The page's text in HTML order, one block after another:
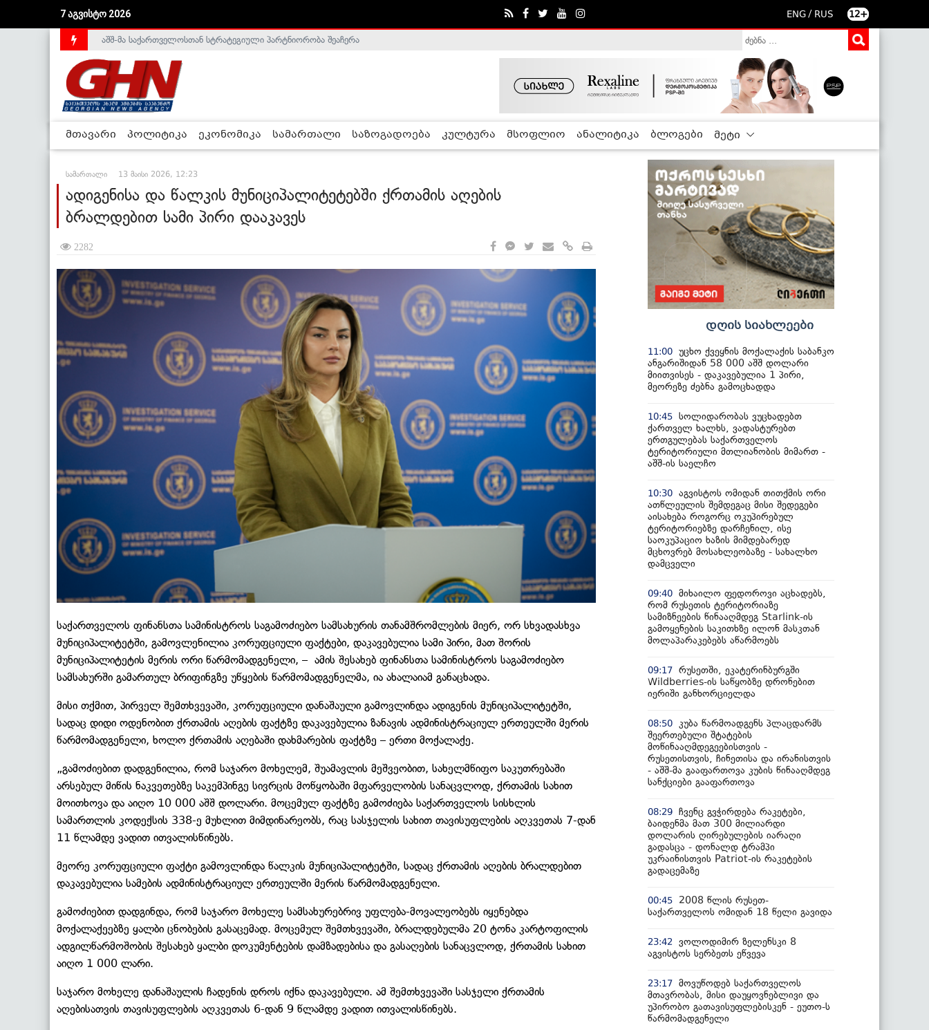
7 აგვისტო 2026 ENG / RUS 12+
საქართველოს დე-ფაქტო მთავრობა არალეგიტიმურია - ჰელსინკის კომისია
მთავარი პოლიტიკა ეკონომიკა სამართალი საზოგადოება კულტურა მსოფლიო ანალიტიკა ბლოგები მეტი
სამართალი 13 მაისი 2026, 12:23
ადიგენისა და წალკის მუნიციპალიტეტებში ქრთამის აღების
ბრალდებით სამი პირი დააკავეს
2282
საქართველოს ფინანსთა სამინისტროს საგამოძიებო სამსახურის თანამშრომლების მიერ, ორ სხვადასხვა
მუნიციპალიტეტში, გამოვლენილია კორუფციული ფაქტები, დაკავებულია სამი პირი, მათ შორის
მუნიციპალიტეტის მერის ორი წარმომადგენელი, – ამის შესახებ ფინანსთა სამინისტროს საგამოძიებო
სამსახურში გამართულ ბრიფინგზე უწყების წარმომადგენელმა, ია ახალაიამ განაცხადა.
მისი თქმით, პირველ შემთხვევაში, კორუფციული დანაშაული გამოვლინდა ადიგენის მუნიციპალიტეტში,
სადაც დიდი ოდენობით ქრთამის აღების ფაქტზე დაკავებულია ზანავის ადმინისტრაციულ ერთეულში მერის
წარმომადგენელი, ხოლო ქრთამის აღებაში დახმარების ფაქტზე – ერთი მოქალაქე.
„გამოძიებით დადგენილია, რომ საჯარო მოხელემ, შუამავლის მეშვეობით, სახელმწიფო საკუთრებაში
არსებულ მიწის ნაკვეთებზე საკემპინგე სივრცის მოწყობაში მფარველობის სანაცვლოდ, ქრთამის სახით
მოითხოვა და აიღო 10 000 აშშ დოლარი. მოცემულ ფაქტზე გამოძიება საქართველოს სისხლის
სამართლის კოდექსის 338-ე მუხლით მიმდინარეობს, რაც სასჯელის სახით თავისუფლების აღკვეთას 7-დან
11 წლამდე ვადით ითვალისწინებს.
მეორე კორუფციული ფაქტი გამოვლინდა წალკის მუნიციპალიტეტში, სადაც ქრთამის აღების ბრალდებით
დაკავებულია სამების ადმინისტრაციულ ერთეულში მერის წარმომადგენელი.
გამოძიებით დადგინდა, რომ საჯარო მოხელე სამსახურებრივ უფლება-მოვალეობებს იყენებდა
მოქალაქეებზე ყალბი ცნობების გასაცემად. მოცემულ შემთხვევაში, ბრალდებულმა 20 ტონა კარტოფილის
ადგილწარმოშობის შესახებ ყალბი დოკუმენტების დამზადებისა და გასაღების სანაცვლოდ, ქრთამის სახით
აიღო 1 000 ლარი.
საჯარო მოხელე დანაშაულის ჩადენის დროს იქნა დაკავებული. ამ შემთხვევაში სასჯელი ქრთამის
აღებისათვის თავისუფლების აღკვეთას 6-დან 9 წლამდე ვადით ითვალისწინებს.
დღის სიახლეები
11:00 უცხო ქვეყნის მოქალაქის საბანკო
ანგარიშიდან 58 000 აშშ დოლარი
მიითვისეს - დაკავებულია 1 პირი,
მეორეზე ძებნა გამოცხადდა
10:45 სოლიდარობას ვუცხადებთ
ქართველ ხალხს, ვადასტურებთ
ერთგულებას საქართველოს
ტერიტორიული მთლიანობის მიმართ -
აშშ-ის საელჩო
10:30 აგვისტოს ომიდან თითქმის ორი
ათწლეულის შემდეგაც მისი შედეგები
აისახება როგორც ოკუპირებულ
ტერიტორიებზე დარჩენილ, ისე
საოკუპაციო ხაზის მიმდებარედ
მცხოვრებ მოსახლეობაზე - სახალხო
დამცველი
09:40 მიხაილო ფედოროვი აცხადებს,
რომ რუსეთის ტერიტორიაზე
სამიზნეების წინააღმდეგ Starlink-ის
გამოყენების საკითხზე ილონ მასკთან
მოლაპარაკებებს აწარმოებს
09:17 რუსეთში, ეკატერინბურგში
Wildberries-ის საწყობზე დრონებით
იერიში განხორციელდა
08:50 კუბა წარმოადგენს პლაცდარმს
შეერთებული შტატების
მოწინააღმდეგეებისთვის -
რუსეთისთვის, ჩინეთისა და ირანისთვის
- აშშ-მა გააფართოვა კუბის წინააღმდეგ
სანქციები გააფართოვა
08:29 ჩვენც გვჭირდება რაკეტები,
ბაიდენმა მათ 300 მილიარდი
დოლარის ღირებულების იარაღი
გადასცა - დონალდ ტრამპი
უკრაინისთვის Patriot-ის რაკეტების
გადაცემაზე
00:45
2008 წლის რუსეთ-
საქართველოს ომიდან 18 წელი გავიდა
23:42
ვოლოდიმირ ზელენსკი 8
აგვისტოს სერბეთს ეწვევა
23:17 მოვუწოდებ საქართველოს
მთავრობას, მისი დაუყოვნებლივი და
უპირობო გათავისუფლებისკენ - ეუთო-ს
წარმომადგენელი